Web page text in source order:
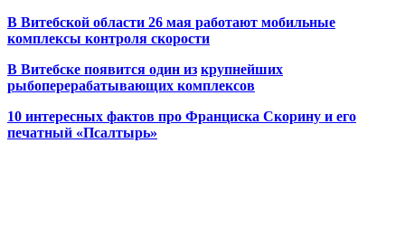
В Витебской области 26 мая работают мобильные
комплексы контроля скорости
В Витебске появится один из крупнейших
рыбоперерабатывающих комплексов
10 интересных фактов про Франциска Скорину и его
печатный «Псалтырь»